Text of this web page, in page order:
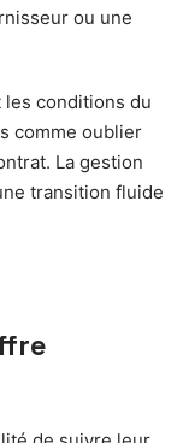
ou une
conditions du
comme oublier
La gestion
transition fluide